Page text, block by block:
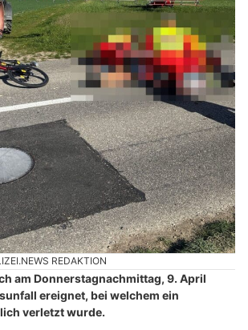
REDAKTION
am Donnerstagnachmittag, 9. April
ereignet, bei welchem ein
verletzt wurde.